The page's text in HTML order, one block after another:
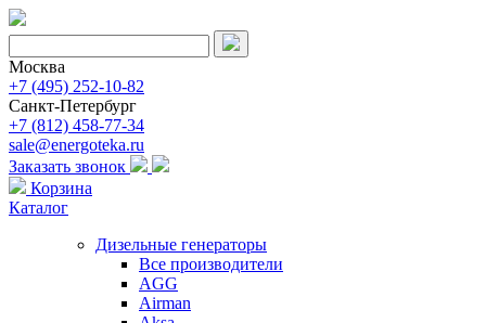
Москва
+7 (495) 252-10-82
Санкт-Петербург
+7 (812) 458-77-34
sale@energoteka.ru
Заказать звонок
Корзина
Каталог
Дизельные генераторы
Все производители
AGG
Airman